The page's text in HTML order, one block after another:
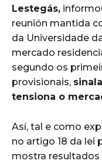
Lestegás,
reunión mantida
da Universidade
mercado
segundo os
provisionais,
tensiona o
Así, tal e como
no artigo 18 da lei
mostra resultados